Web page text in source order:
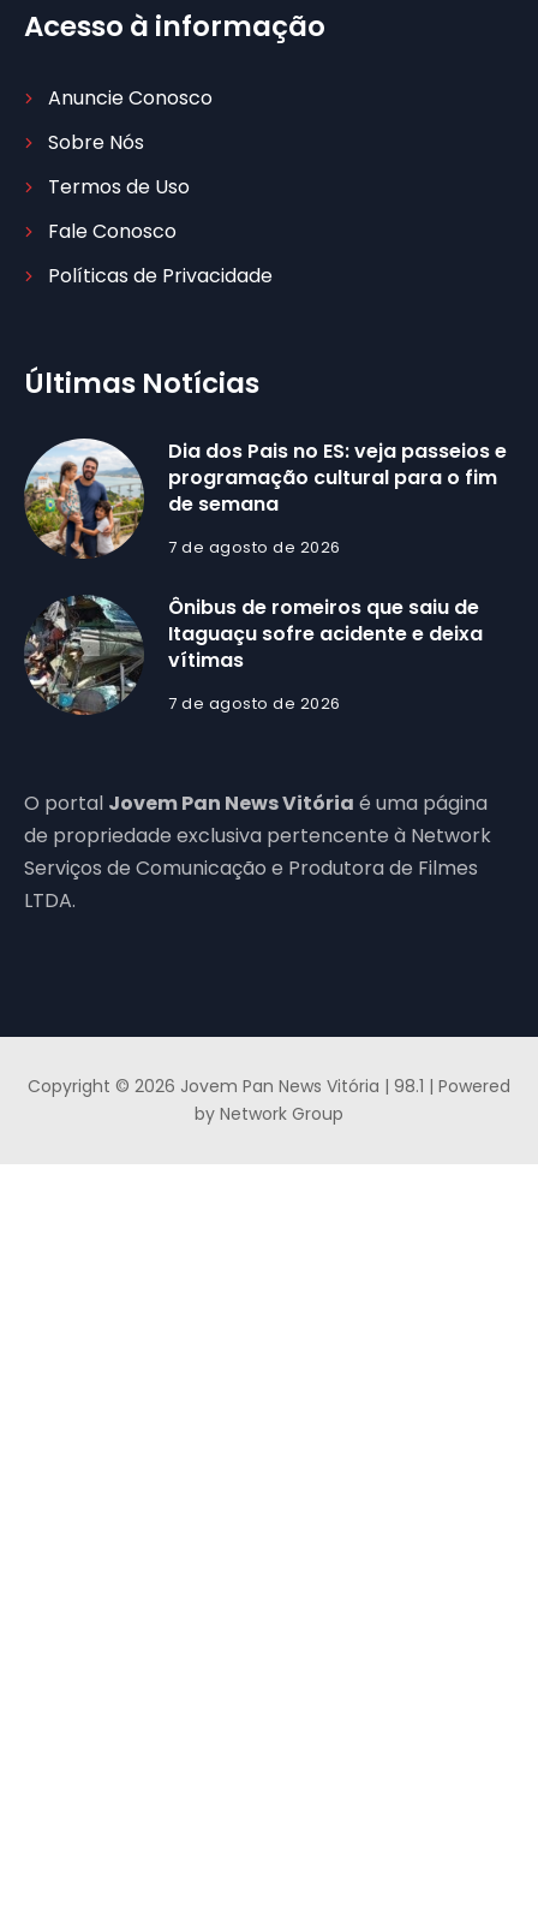
Acesso à informação
Anuncie Conosco
Sobre Nós
Termos de Uso
Fale Conosco
Políticas de Privacidade
Últimas Notícias
Dia dos Pais no ES: veja passeios e
programação cultural para o fim
de semana
7 de agosto de 2026
Ônibus de romeiros que saiu de
Itaguaçu sofre acidente e deixa
vítimas
7 de agosto de 2026
O portal Jovem Pan News Vitória é uma página
de propriedade exclusiva pertencente à Network
Serviços de Comunicação e Produtora de Filmes
LTDA.
Copyright © 2026 Jovem Pan News Vitória | 98.1 | Powered
by Network Group